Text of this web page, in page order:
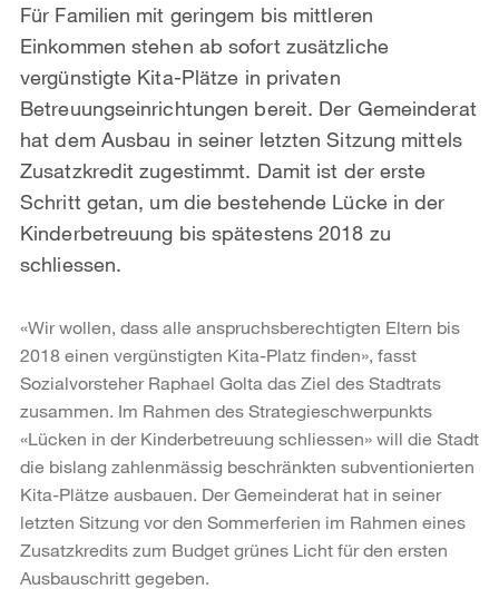
Für Familien mit geringem bis mittleren
Einkommen stehen ab sofort zusätzliche
vergünstigte Kita-Plätze in privaten
Betreuungseinrichtungen bereit. Der Gemeinderat
hat dem Ausbau in seiner letzten Sitzung mittels
Zusatzkredit zugestimmt. Damit ist der erste
Schritt getan, um die bestehende Lücke in der
Kinderbetreuung bis spätestens 2018 zu
schliessen.
«Wir wollen, dass alle anspruchsberechtigten Eltern bis
2018 einen vergünstigten Kita-Platz finden», fasst
Sozialvorsteher Raphael Golta das Ziel des Stadtrats
zusammen. Im Rahmen des Strategieschwerpunkts
«Lücken in der Kinderbetreuung schliessen» will die Stadt
die bislang zahlenmässig beschränkten subventionierten
Kita-Plätze ausbauen. Der Gemeinderat hat in seiner
letzten Sitzung vor den Sommerferien im Rahmen eines
Zusatzkredits zum Budget grünes Licht für den ersten
Ausbauschritt gegeben.